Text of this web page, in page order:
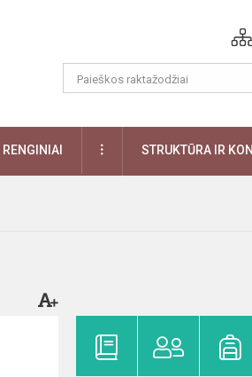
RENGINIAI DAUGIAUSTRUKTŪRA IR